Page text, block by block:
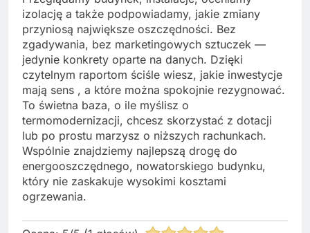
izolację a także podpowiadamy, jakie zmiany
przyniosą największe oszczędności. Bez
zgadywania, bez marketingowych sztuczek —
jedynie konkrety oparte na danych. Dzięki
czytelnym raportom ściśle wiesz, jakie inwestycje
mają sens , a które można spokojnie rezygnować.
To świetna baza, o ile myślisz o
termomodernizacji, chcesz skorzystać z dotacji
lub po prostu marzysz o niższych rachunkach.
Wspólnie znajdziemy najlepszą drogę do
energooszczędnego, nowatorskiego budynku,
który nie zaskakuje wysokimi kosztami
ogrzewania.